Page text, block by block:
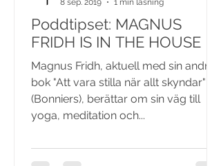
Poddtipset: MAGNUS
FRIDH IS IN THE HOUSE
Magnus Fridh, aktuell med sin andra
bok "Att vara stilla när allt skyndar"
(Bonniers), berättar om sin väg till
yoga, meditation och...